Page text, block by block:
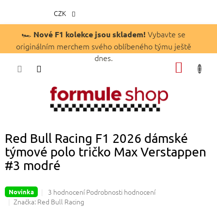
obsah
🏎️ Nové F1 kolekce jsou skladem! Vybavte se
originálním merchem svého oblíbeného týmu ještě
dnes.
CZK
Red Bull Racing F1 2026 dámské
týmové polo tričko Max Verstappen
#3 modré
Novinka
Průměrné
hodnocení
3 hodnoceníPodrobnosti hodnocení
Značka: Red Bull Racing